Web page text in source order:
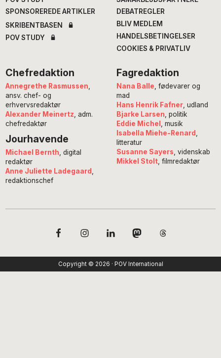
SPONSOREREDE ARTIKLER
SKRIBENTBASEN
POV STUDY
DEBATREGLER
BLIV MEDLEM
HANDELSBETINGELSER
COOKIES & PRIVATLIV
Chefredaktion
Annegrethe Rasmussen
ansv. chef- og
erhvervsredaktør
Alexander Meinertz , adm.
chefredaktør
Jourhavende
Michael Bernth , digital
redaktør
Anne Juliette Ladegaard
redaktionschef
Fagredaktion
Nana Balle , fødevarer og
mad
Hans Henrik Fafner, udland
Bjarke Larsen , politik
Eddie Michel
, musik
Isabella Miehe-Renard
litteratur
Susanne Sayers , videnskab
Mikkel Stolt, filmredaktør
Copyright © 2026 · POV International